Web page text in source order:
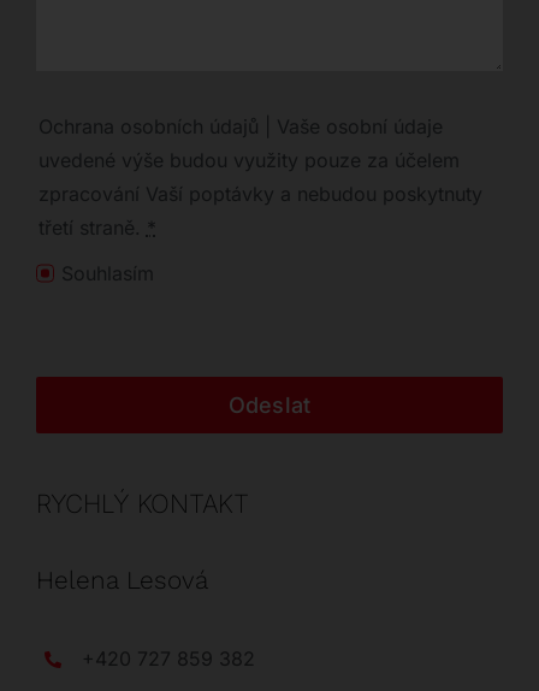
Ochrana osobních údajů | Vaše osobní údaje
uvedené výše budou využity pouze za účelem
zpracování Vaší poptávky a nebudou poskytnuty
třetí straně. *
Souhlasím
Odeslat
RYCHLÝ KONTAKT
Helena Lesová
+420 727 859 382